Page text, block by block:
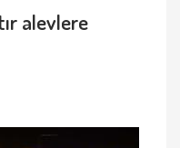
alevlere